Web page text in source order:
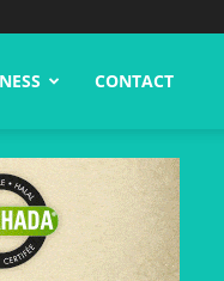
CONTACT